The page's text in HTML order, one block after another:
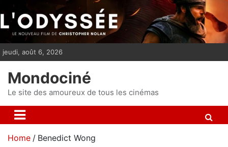
i
p
t
n
jeudi, août 6, 2026
Mondociné
Le site des amoureux de tous les cinémas
Home Benedict Wong